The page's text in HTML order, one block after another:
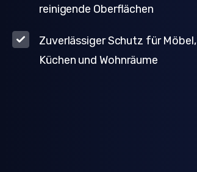
reinigende Oberflächen
Zuverlässiger Schutz für Möbel,
Küchen und Wohnräume